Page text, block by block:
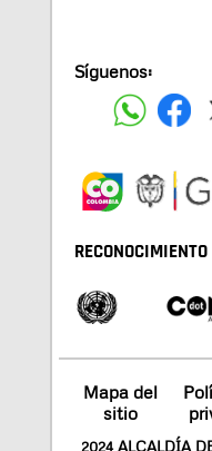
Síguenos:
Mapa del
sitio
2024 ALCALDÍA